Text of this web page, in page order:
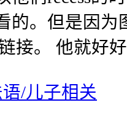
的。但是因
接。 他就好
/儿子相关